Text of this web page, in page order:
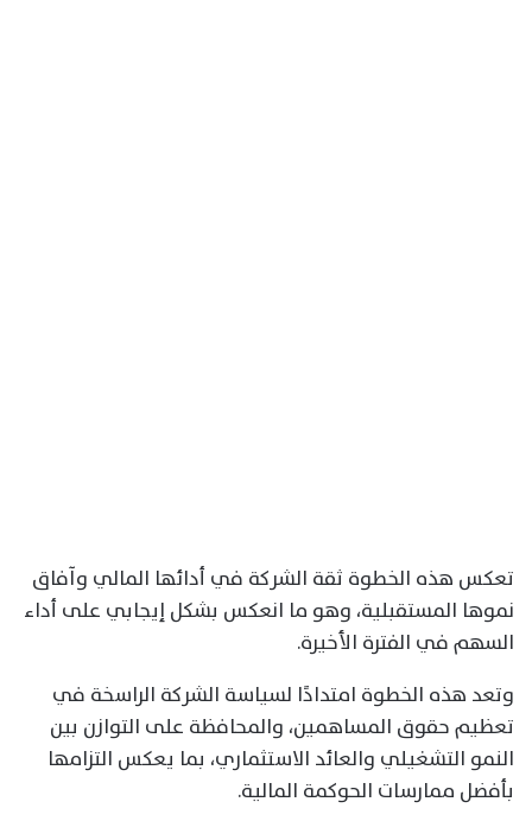
تعكس هذه الخطوة ثقة الشركة في أدائها المالي وآفاق
نموها المستقبلية، وهو ما انعكس بشكل إيجابي على أداء
السهم في الفترة الأخيرة.
وتعد هذه الخطوة امتدادًا لسياسة الشركة الراسخة في
تعظيم حقوق المساهمين، والمحافظة على التوازن بين
النمو التشغيلي والعائد الاستثماري، بما يعكس التزامها
بأفضل ممارسات الحوكمة المالية.